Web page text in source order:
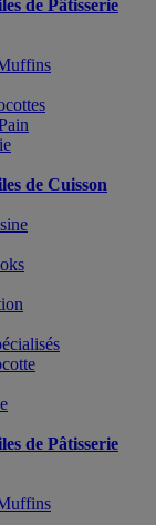
de Pâtisserie
de Cuisson
de Pâtisserie